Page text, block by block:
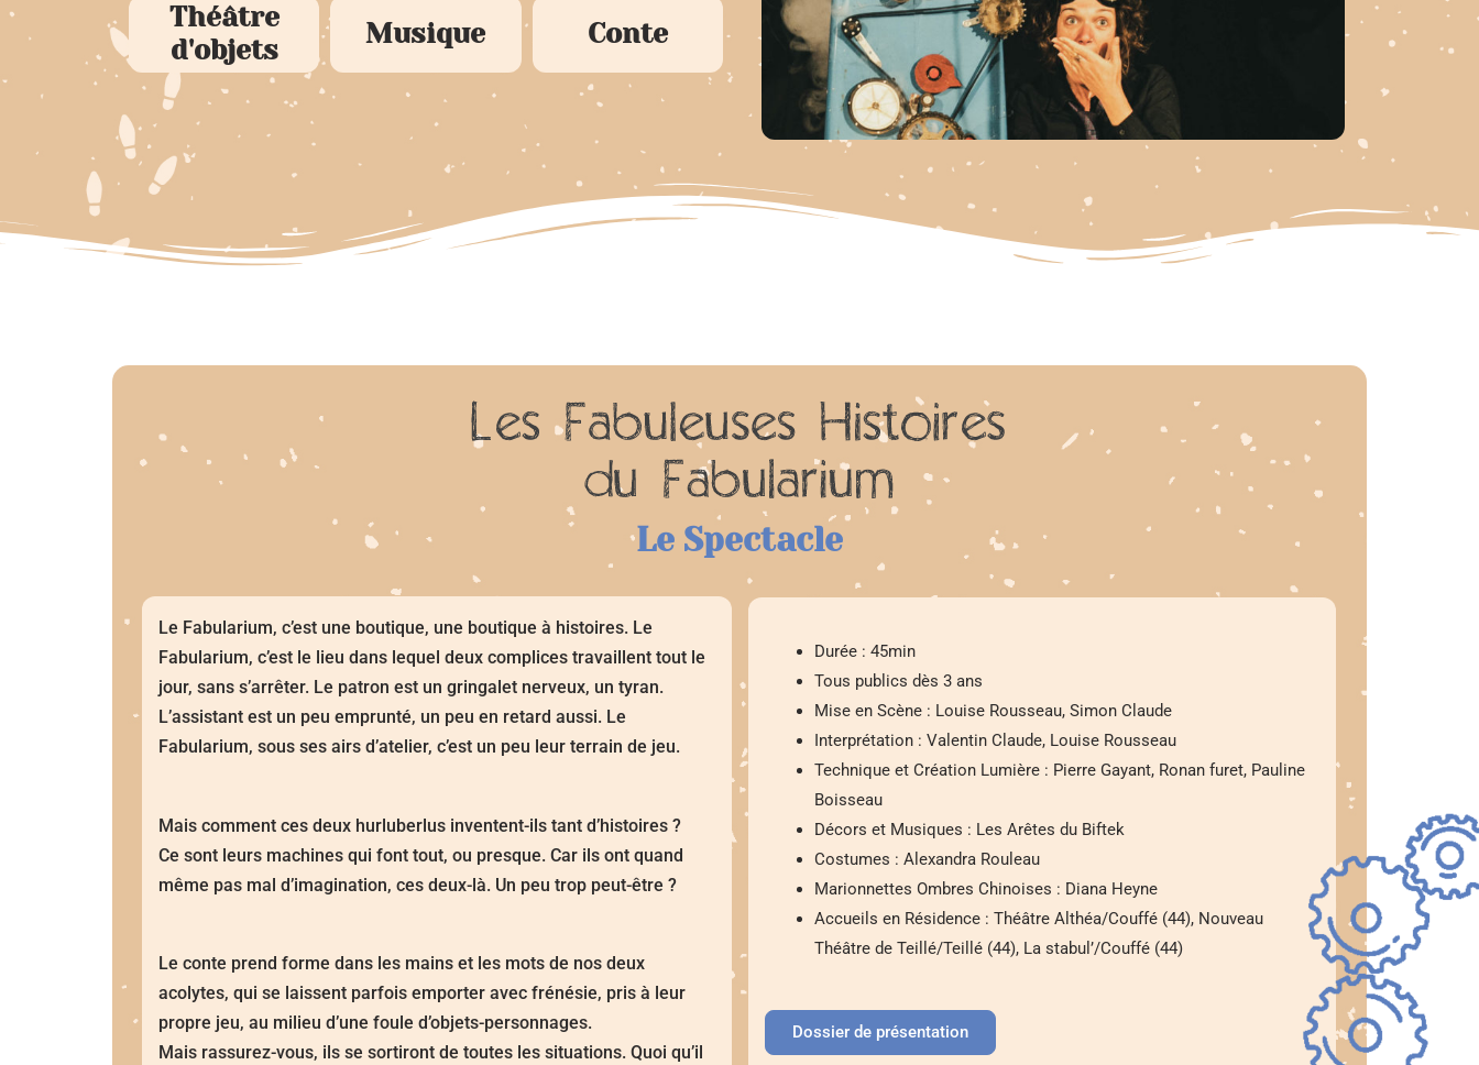
Théâtre
d'objets
Musique Conte
Le Spectacle
Le Fabularium, c’est une boutique, une boutique à histoires. Le
Fabularium, c’est le lieu dans lequel deux complices travaillent tout le
jour, sans s’arrêter. Le patron est un gringalet nerveux, un tyran.
L’assistant est un peu emprunté, un peu en retard aussi. Le
Fabularium, sous ses airs d’atelier, c’est un peu leur terrain de jeu.
Mais comment ces deux hurluberlus inventent-ils tant d’histoires ?
Ce sont leurs machines qui font tout, ou presque. Car ils ont quand
même pas mal d’imagination, ces deux-là. Un peu trop peut-être ?
Le conte prend forme dans les mains et les mots de nos deux
acolytes, qui se laissent parfois emporter avec frénésie, pris à leur
propre jeu, au milieu d’une foule d’objets-personnages.
Mais rassurez-vous, ils se sortiront de toutes les situations. Quoi qu’il
Durée : 45min
Tous publics dès 3 ans
Mise en Scène : Louise Rousseau, Simon Claude
Interprétation : Valentin Claude, Louise Rousseau
Technique et Création Lumière : Pierre Gayant, Ronan furet, Pauline
Boisseau
Décors et Musiques : Les Arêtes du Biftek
Costumes : Alexandra Rouleau
Marionnettes Ombres Chinoises : Diana Heyne
Accueils en Résidence : Théâtre Althéa/Couffé (44), Nouveau
Théâtre de Teillé/Teillé (44), La stabul’/Couffé (44)
Dossier de présentation